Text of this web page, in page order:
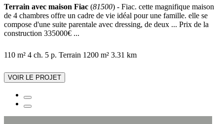
Terrain avec maison Fiac (81500) - Fiac. cette magnifique maison
de 4 chambres offre un cadre de vie idéal pour une famille. elle se
compose d'une suite parentale avec dressing, de deux ... Prix de la
construction 335000€ ...
110 m² 4 ch. 5 p. Terrain 1200 m² 3.31 km
VOIR LE PROJET